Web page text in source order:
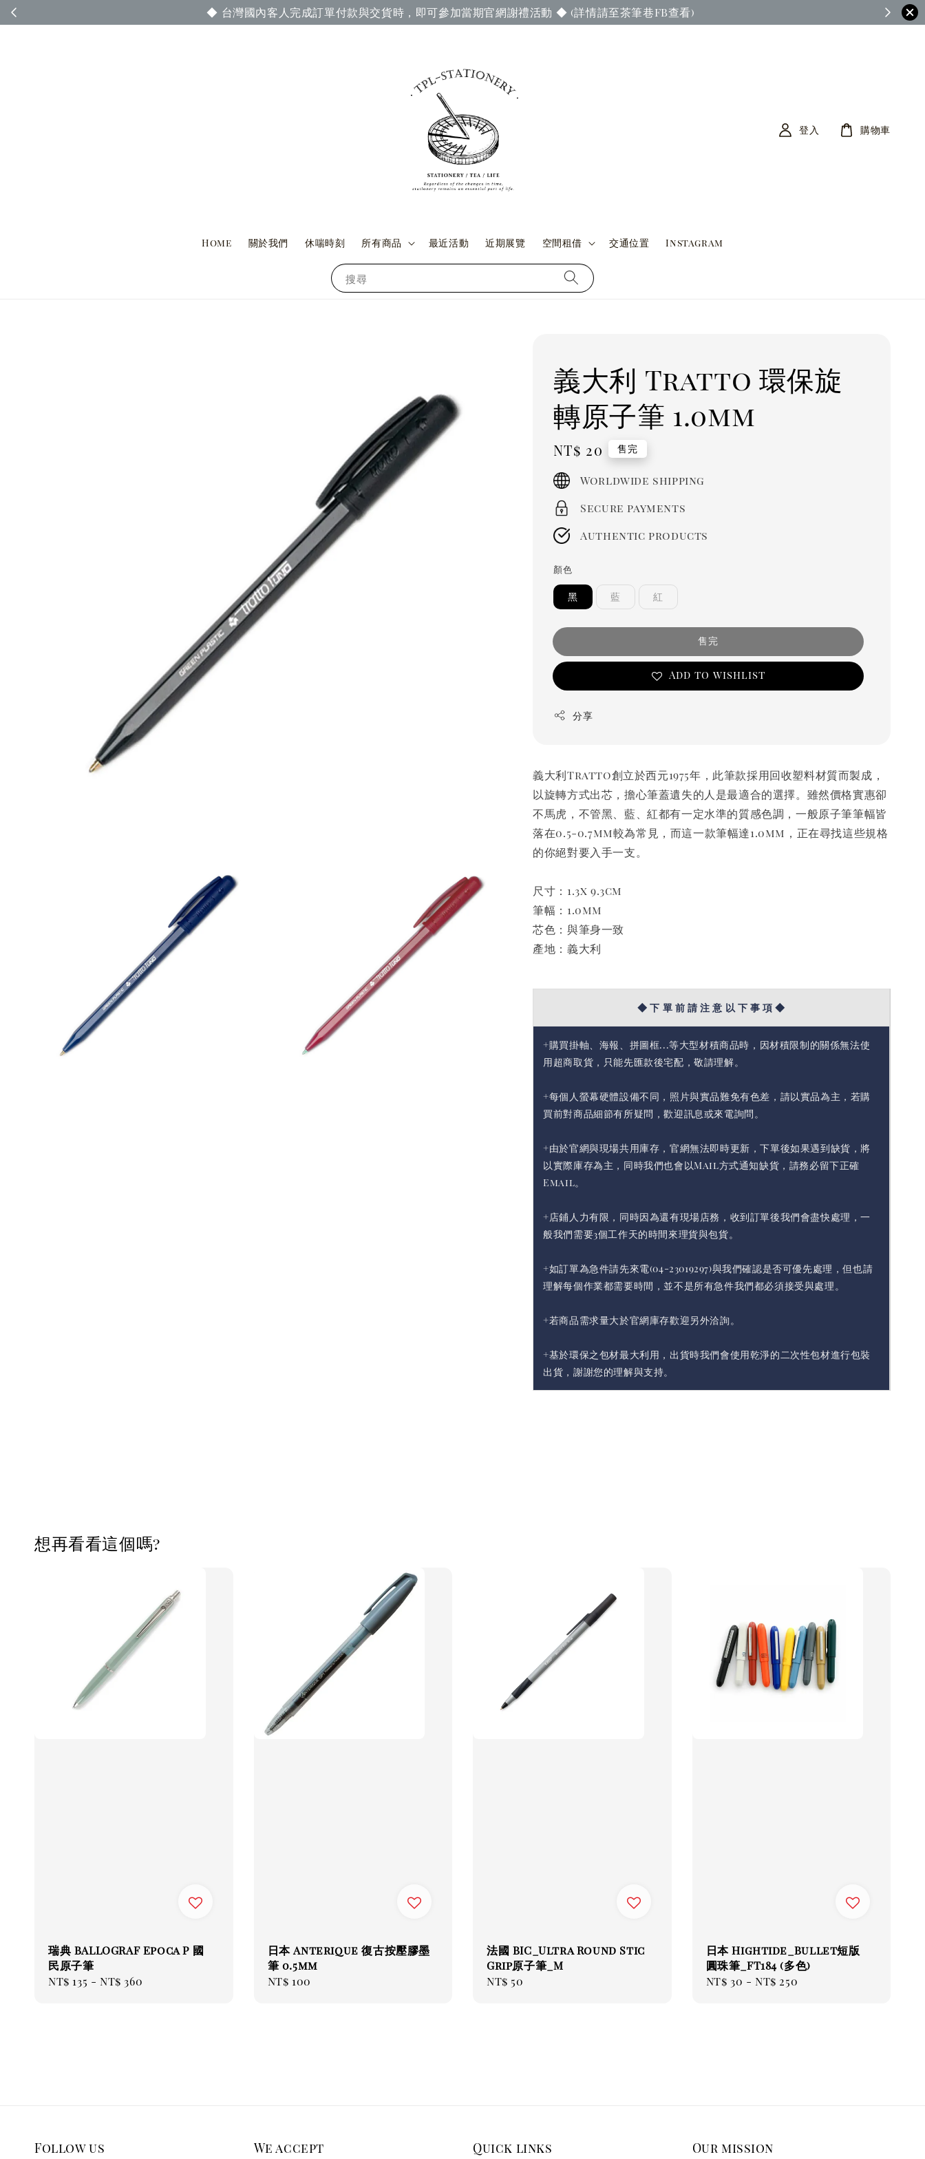
◆ 台灣國內客人完成訂單付款與交貨時，即可參加當期官網謝禮活動 ◆ (詳情請至茶筆巷FB查看)
搜尋
Home 關於我們 休喘時刻 所有商品 最近活動 近期展覽 空間租借 交通位置 Instagram
登入 購物車
義大利 Tratto 環保旋
轉原子筆 1.0mm
Regular
price
NT$ 20 售完
Worldwide shipping
Secure payments
Authentic products
顏色
黑 藍 紅
售完
Add to wishlist
分享
義大利Tratto創立於西元1975年，此筆款採用回收塑料材質而製成，
以旋轉方式出芯，擔心筆蓋遺失的人是最適合的選擇。雖然價格實惠卻
不馬虎，不管黑、藍、紅都有一定水準的質感色調，一般原子筆筆幅皆
落在0.5-0.7mm較為常見，而這一款筆幅達1.0mm，正在尋找這些規格
的你絕對要入手一支。
尺寸：1.3x 9.3cm
筆幅：1.0mm
芯色：與筆身一致
產地：義大利
◆ 下 單 前 請 注 意 以 下 事 項 ◆
+購買掛軸、海報、拼圖框...等大型材積商品時，因材積限制的關係無法使
用超商取貨，只能先匯款後宅配，敬請理解。
+每個人螢幕硬體設備不同，照片與實品難免有色差，請以實品為主，若購
買前對商品細節有所疑問，歡迎訊息或來電詢問。
+由於官網與現場共用庫存，官網無法即時更新，下單後如果遇到缺貨，將
以實際庫存為主，同時我們也會以Mail方式通知缺貨，請務必留下正確
Email。
+店鋪人力有限，同時因為還有現場店務，收到訂單後我們會盡快處理，一
般我們需要3個工作天的時間來理貨與包貨。
+如訂單為急件請先來電(04-23019297)與我們確認是否可優先處理，但也請
理解每個作業都需要時間，並不是所有急件我們都必須接受與處理。
+若商品需求量大於官網庫存歡迎另外洽詢。
+基於環保之包材最大利用，出貨時我們會使用乾淨的二次性包材進行包裝
出貨，謝謝您的理解與支持。
想再看看這個嗎?
瑞典 BALLOGRAF Epoca P 國
民原子筆
Regular
NT$ 135 -NT$ 360
日本 Anterique 復古按壓膠墨
筆 0.5mm
Regular
NT$ 100
法國 BIC_Ultra Round Stic
Grip原子筆_M
Regular
NT$ 50
日本 Hightide_Bullet短版
圓珠筆_FT184 (多色)
Regular
NT$ 30 - NT$ 250
Follow us We accept Quick links Our mission